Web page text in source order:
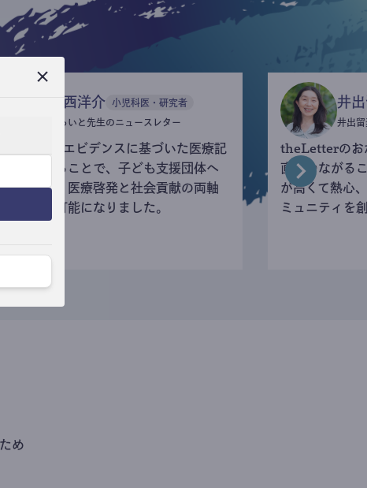
今西洋介 小児科医・研究者
ふらいと先生のニュースレター
でエビデンスに基づいた医療記
を執筆することで、子ども支援団体へ
寄付など、医療啓発と社会貢献の両軸
の活動が可能になりました。
井
井出
theLetterのお
直接つながる
が高くて熱心
ミュニティを
め